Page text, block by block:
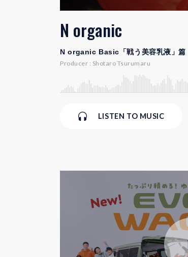
N organic
N organic Basic「戦う美容乳液」篇
Producer : Shotaro Tsurumaru
LISTEN TO MUSIC